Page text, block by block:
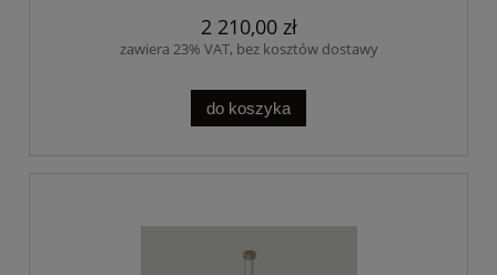
2 210,00 zł
zawiera 23% VAT, bez kosztów dostawy
do koszyka